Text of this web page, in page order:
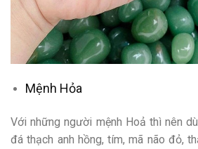
Mệnh Hỏa
Với những người mệnh Hoả thì nên
đá thạch anh hồng, tím, mã não đỏ,